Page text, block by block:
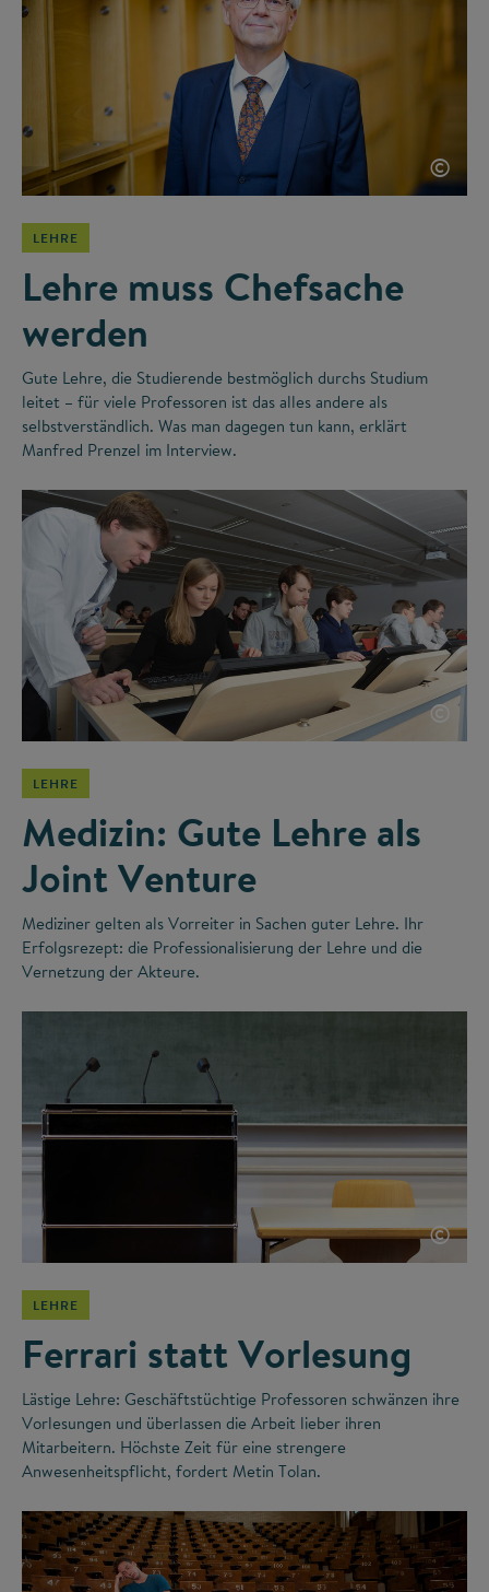
©
LEHRE
Lehre muss Chefsache
werden
Gute Lehre, die Studierende bestmöglich durchs Studium
leitet – für viele Professoren ist das alles andere als
selbstverständlich. Was man dagegen tun kann, erklärt
Manfred Prenzel im Interview.
©
LEHRE
Medizin: Gute Lehre als
Joint Venture
Mediziner gelten als Vorreiter in Sachen guter Lehre. Ihr
Erfolgsrezept: die Professionalisierung der Lehre und die
Vernetzung der Akteure.
©
LEHRE
Ferrari statt Vorlesung
Lästige Lehre: Geschäftstüchtige Professoren schwänzen ihre
Vorlesungen und überlassen die Arbeit lieber ihren
Mitarbeitern. Höchste Zeit für eine strengere
Anwesenheitspflicht, fordert Metin Tolan.